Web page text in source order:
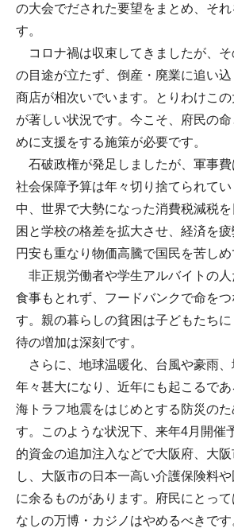
の大会でだされた要望をまとめ、そ
す。
コロナ禍は収束してきましたが、そ
の目途が立たず、倒産・廃業に追い込
商店が相次いでいます。とりわけこ
が著しい状況です。今こそ、府民の
めに支援をする施策が必要です。
石破政権が発足しましたが、軍事費
社会保障予算は年々切り捨てられて
中、世界で大勢になった消費税減税
困と学校の格差を拡大させ、経済を
円安も重なり物価高騰で国民を苦しめ
非正規労働者や学生アルバイトの人
食事もとれず、フードバンクで命をつ
す。親の暮らしの貧困は子どもたち
待の増加は深刻です。
さらに、地球温暖化、台風や豪雨、
年々甚大になり、近年にも起こるで
海トラフ地震をはじめとする防災の
す。このような状況下、来年4月開催
的資金の追加注入などで大阪府、大
し、大阪市の日本一高い介護保険料
に余るものがあります。府民にとっ
なしの万博・カジノはやめるべきで